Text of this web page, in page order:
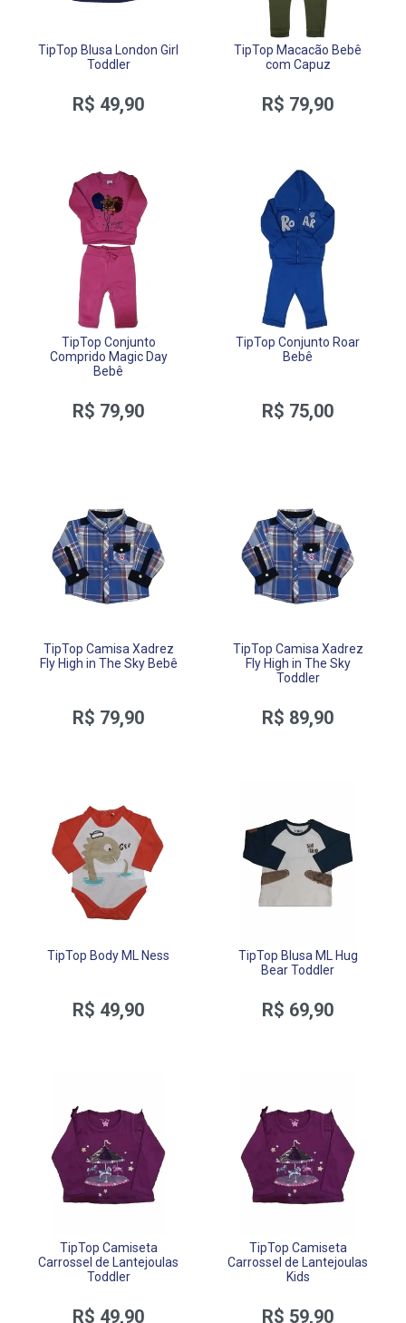
TipTop Blusa London Girl
Toddler
R$ 49,90
TipTop Macacão Bebê
com Capuz
R$ 79,90
TipTop Conjunto
Comprido Magic Day
Bebê
R$ 79,90
TipTop Conjunto Roar
Bebê
R$ 75,00
TipTop Camisa Xadrez
Fly High in The Sky Bebê
R$ 79,90
TipTop Camisa Xadrez
Fly High in The Sky
Toddler
R$ 89,90
TipTop Body ML Ness
R$ 49,90
TipTop Blusa ML Hug
Bear Toddler
R$ 69,90
TipTop Camiseta
Carrossel de Lantejoulas
Toddler
R$ 49,90
TipTop Camiseta
Carrossel de Lantejoulas
Kids
R$ 59,90